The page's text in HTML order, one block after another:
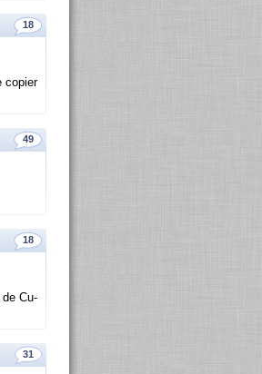
18
co­pier
49
18
de Cu­
31